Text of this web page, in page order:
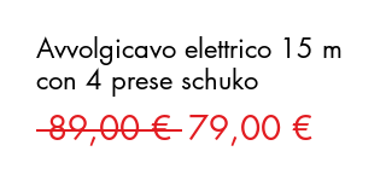
Avvolgicavo elettrico 15 m
con 4 prese schuko
89,00 € Prezzo
79,00 €